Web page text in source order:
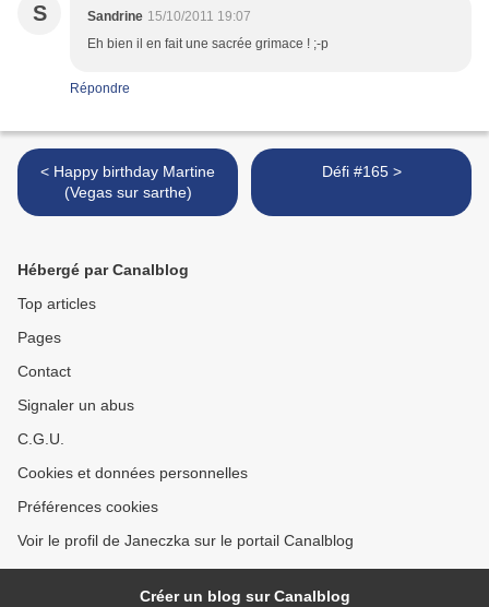
S Sandrine 15/10/2011 19:07
Eh bien il en fait une sacrée grimace ! ;-p
Répondre
< Happy birthday Martine
(Vegas sur sarthe)
Défi #165 >
Hébergé par Canalblog
Top articles
Pages
Contact
Signaler un abus
C.G.U.
Cookies et données personnelles
Préférences cookies
Voir le profil de Janeczka sur le portail Canalblog
Créer un blog sur Canalblog